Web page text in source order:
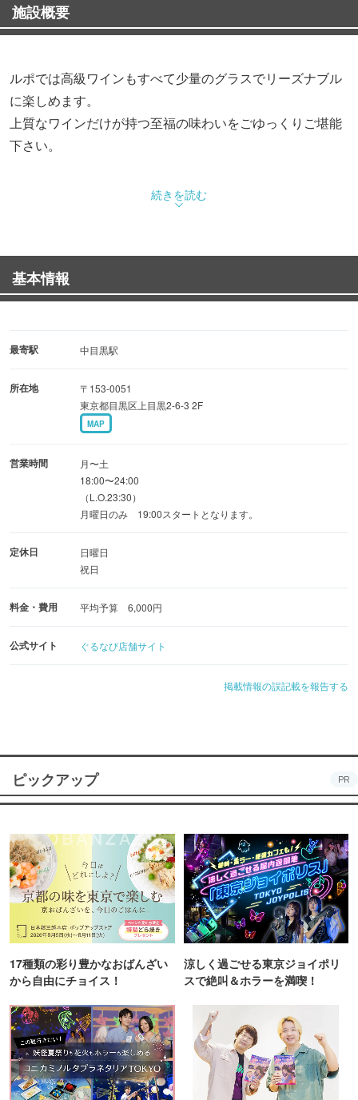
施設概要
ルポでは高級ワインもすべて少量のグラスでリーズナブル
に楽しめます。
上質なワインだけが持つ至福の味わいをごゆっくりご堪能
下さい。
続きを読む
基本情報
最寄駅 中目黒駅
所在地
〒153-0051
東京都目黒区上目黒2-6-3 2F
MAP
営業時間
月〜土
18:00〜24:00
（L.O.23:30）
月曜日のみ 19:00スタートとなります。
定休日
日曜日
祝日
料金・費用 平均予算 6,000円
公式サイト ぐるなび店舗サイト
掲載情報の誤記載を報告する
ピックアップ PR
17種類の彩り豊かなおばんざい
から自由にチョイス！
涼しく過ごせる東京ジョイポリ
スで絶叫＆ホラーを満喫！